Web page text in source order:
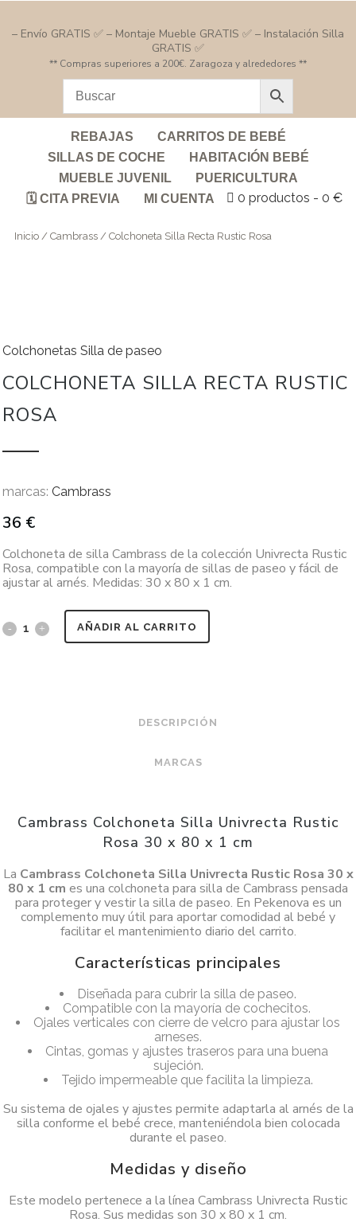
– Envío GRATIS ✅ – Montaje Mueble GRATIS ✅ – Instalación Silla
GRATIS ✅
** Compras superiores a 200€. Zaragoza y alrededores **
REBAJAS
CARRITOS DE BEBÉ
SILLAS DE COCHE
HABITACIÓN BEBÉ
MUEBLE JUVENIL
PUERICULTURA
🗓️ CITA PREVIA
MI CUENTA 0 productos 0 €
Inicio / Cambrass / Colchoneta Silla Recta Rustic Rosa
Colchonetas Silla de paseo
COLCHONETA SILLA RECTA RUSTIC
ROSA
marcas: Cambrass
36 €
Colchoneta de silla Cambrass de la colección Univrecta Rustic
Rosa, compatible con la mayoría de sillas de paseo y fácil de
ajustar al arnés. Medidas: 30 x 80 x 1 cm.
AÑADIR AL CARRITO
DESCRIPCIÓN
MARCAS
Cambrass Colchoneta Silla Univrecta Rustic
Rosa 30 x 80 x 1 cm
La Cambrass Colchoneta Silla Univrecta Rustic Rosa 30 x
80 x 1 cm es una colchoneta para silla de Cambrass pensada
para proteger y vestir la silla de paseo. En Pekenova es un
complemento muy útil para aportar comodidad al bebé y
facilitar el mantenimiento diario del carrito.
Características principales
Diseñada para cubrir la silla de paseo.
Compatible con la mayoría de cochecitos.
Ojales verticales con cierre de velcro para ajustar los
arneses.
Cintas, gomas y ajustes traseros para una buena
sujeción.
Tejido impermeable que facilita la limpieza.
Su sistema de ojales y ajustes permite adaptarla al arnés de la
silla conforme el bebé crece, manteniéndola bien colocada
durante el paseo.
Medidas y diseño
Este modelo pertenece a la línea Cambrass Univrecta Rustic
Rosa. Sus medidas son 30 x 80 x 1 cm.